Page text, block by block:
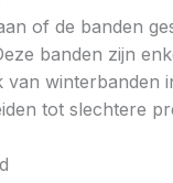
of de banden
banden zijn
van winterbanden
tot slechtere